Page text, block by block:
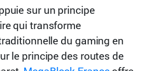
sur un principe
qui transforme
du gaming en
le principe des routes de